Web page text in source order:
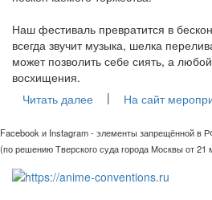
Наш фестиваль превратится в
всегда звучит музыка, шелка
может позволить себе сиять, а
восхищения.
Читать далее
| На сайт
Facebook и Instagram - элементы запрещённой в
(по решению Тверского суда города Москвы от 21